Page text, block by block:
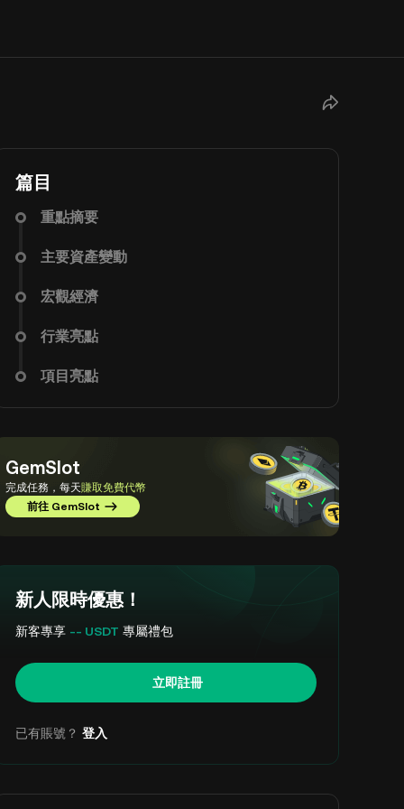
篇目
重點摘要
主要資產變動
宏觀經濟
行業亮點
項目亮點
GemSlot
完成任務，每天賺取免費代幣
前往 GemSlot
新人限時優惠！
新客專享 -- USDT 專屬禮包
立即註冊
已有賬號？ 登入